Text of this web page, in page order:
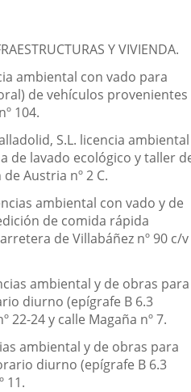
Y VIVIENDA.
ambiental con vado para
de vehículos provenientes
104.
S.L. licencia ambiental
de lavado ecológico y taller
Austria nº 2 C.
ambiental con vado y de
de comida rápida
de Villabáñez nº 90 c/v
ambiental y de obras para
diurno (epígrafe B 6.3
22-24 y calle Magaña nº 7.
ambiental y de obras para
diurno (epígrafe B 6.3
11.